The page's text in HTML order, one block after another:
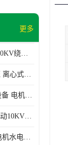
SGYQ高压笼型电机液体电阻起动装置
更多
SYQ液体软起动柜 10KV绕线电机水阻柜需知
PLC控制高压水阻柜 离心式空气压缩机机组成套软启动柜
10kv排污泵站起动设备​ 电机智能软启动柜的特点​
VS1断路器控制软起动10KV一体化高压软工作原理
10KV3000KW滑环电机水电阻软起动控制柜